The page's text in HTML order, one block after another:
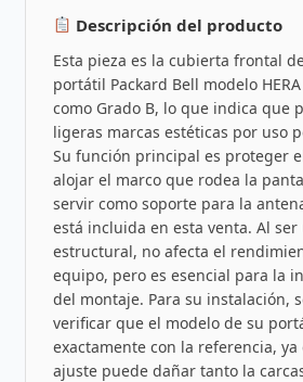
Descripción del producto
Esta pieza es la cubierta frontal
portátil Packard Bell modelo
como Grado B, lo que indica que
ligeras marcas estéticas por uso
Su función principal es proteger
alojar el marco que rodea la
servir como soporte para la
está incluida en esta venta. Al
estructural, no afecta el
equipo, pero es esencial para la
del montaje. Para su instalación,
verificar que el modelo de su
exactamente con la referencia,
ajuste puede dañar tanto la